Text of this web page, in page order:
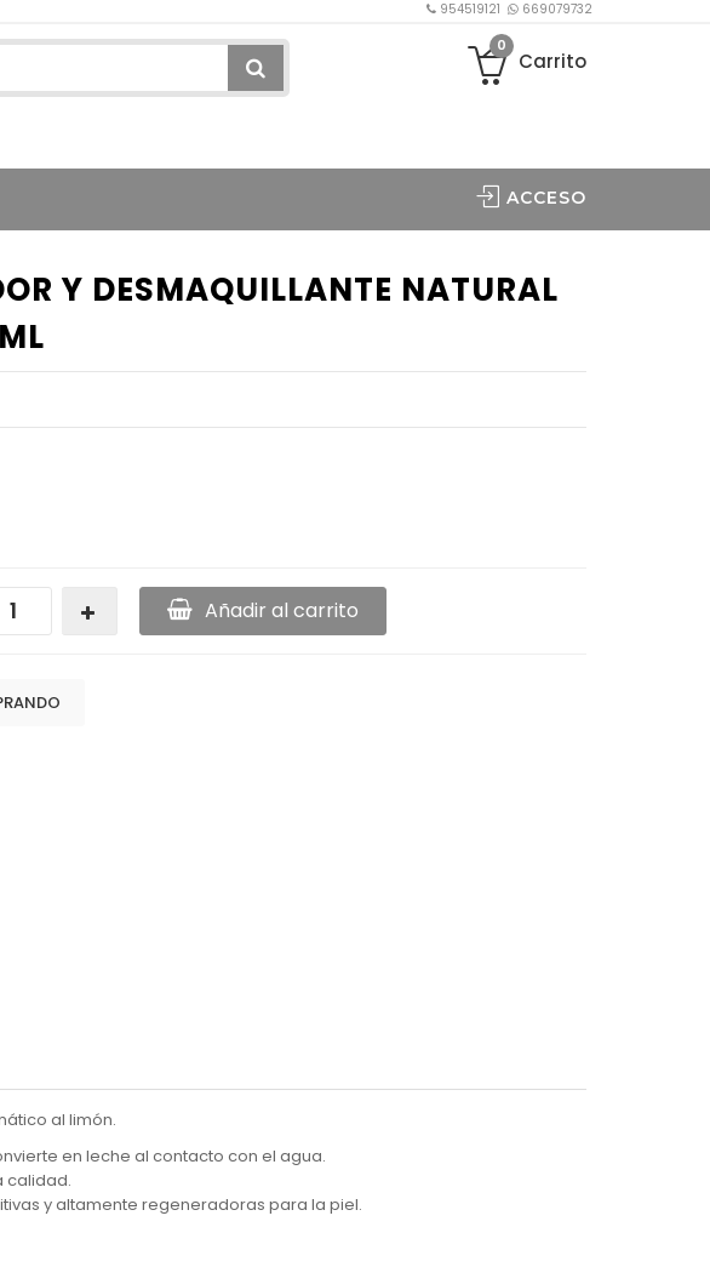
954519121 669079732
0
Carrito
ACCESO
Y DESMAQUILLANTE NATURAL
Añadir al carrito
al limón.
en leche al contacto con el agua.
calidad.
y altamente regeneradoras para la piel.